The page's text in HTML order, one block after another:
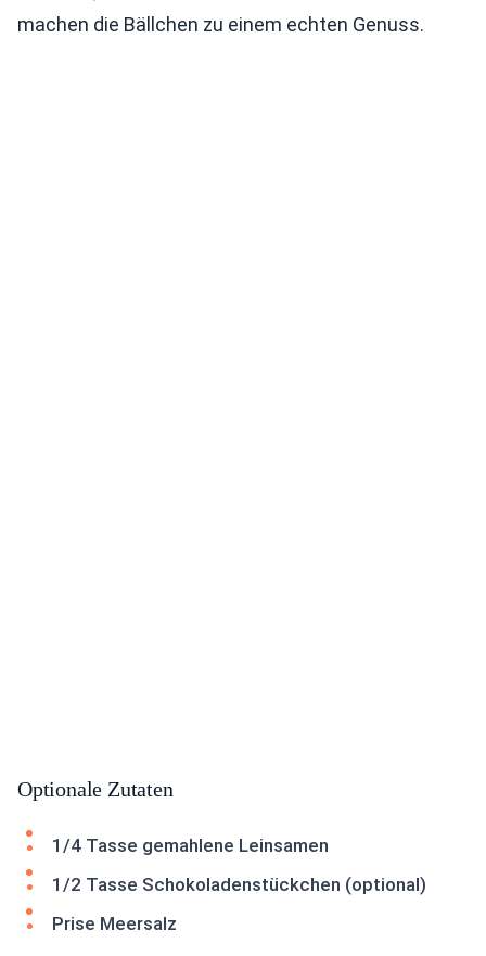
machen die Bällchen zu einem echten Genuss.
Optionale Zutaten
1/4 Tasse gemahlene Leinsamen
1/2 Tasse Schokoladenstückchen (optional)
Prise Meersalz